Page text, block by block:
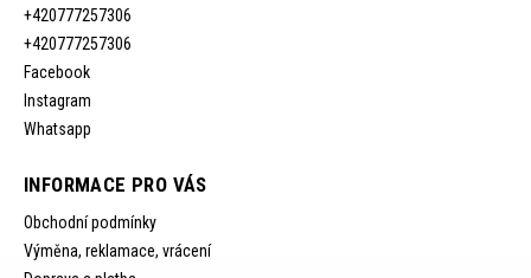
+420777257306
+420777257306
Facebook
Instagram
Whatsapp
INFORMACE PRO VÁS
Obchodní podmínky
Výměna, reklamace, vrácení